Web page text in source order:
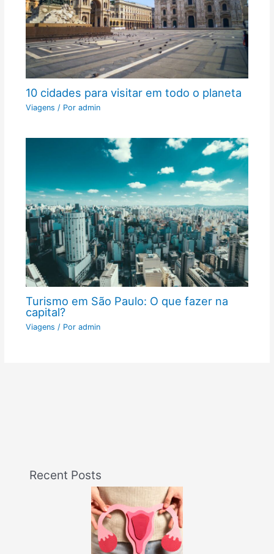
10 cidades para visitar em todo o planeta
Viagens / Por admin
Turismo em São Paulo: O que fazer na
capital?
Viagens / Por admin
Recent Posts